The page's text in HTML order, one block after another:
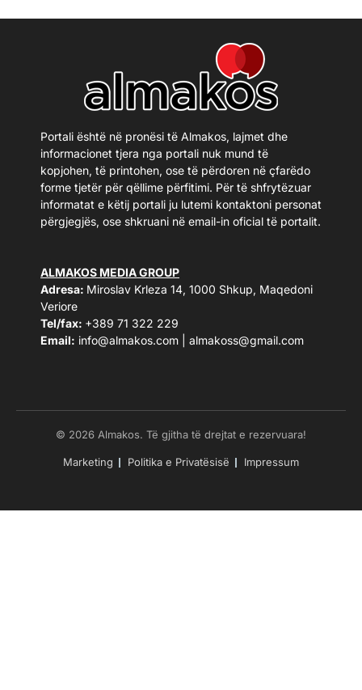
Portali është në pronësi të Almakos, lajmet dhe
informacionet tjera nga portali nuk mund të
kopjohen, të printohen, ose të përdoren në çfarëdo
forme tjetër për qëllime përfitimi. Për të shfrytëzuar
informatat e këtij portali ju lutemi kontaktoni personat
përgjegjës, ose shkruani në email-in oficial të portalit.
ALMAKOS MEDIA GROUP
Adresa: Miroslav Krleza 14, 1000 Shkup, Maqedoni
Veriore
Tel/fax: +389 71 322 229
Email: info@almakos.com almakoss@gmail.com
© 2026 Almakos. Të gjitha të drejtat e rezervuara!
Marketing Politika e Privatësisë Impressum